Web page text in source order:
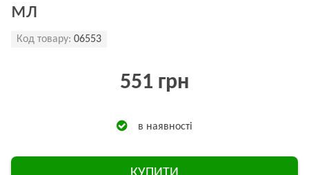
мл
Код товару: 06553
551 грн
в наявності